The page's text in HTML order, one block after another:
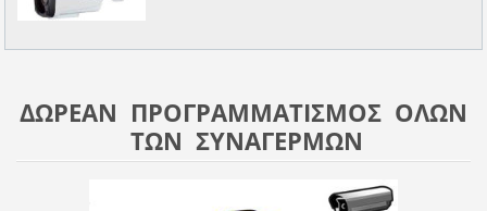
ΔΩΡΕΑΝ ΠΡΟΓΡΑΜΜΑΤΙΣΜΟΣ ΟΛΩΝ
ΤΩΝ ΣΥΝΑΓΕΡΜΩΝ